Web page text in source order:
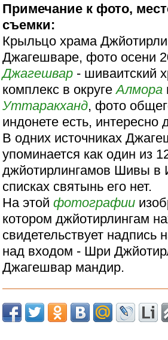
Примечание к фото,
съемки:
Крыльцо храма
Джагешваре, фото осени
Джагешвар - шиваитский
комплекс в округеАлмора
Уттаракханд, фото
индонете есть, интересно
В одних источниках
упоминается как один из
джйотирлингамов Шивы в
списках святынь его нет.
На этойфотографии
котором джйотирлингам
свидетельствует надпись
над входом - Шри
Джагешвар мандир.